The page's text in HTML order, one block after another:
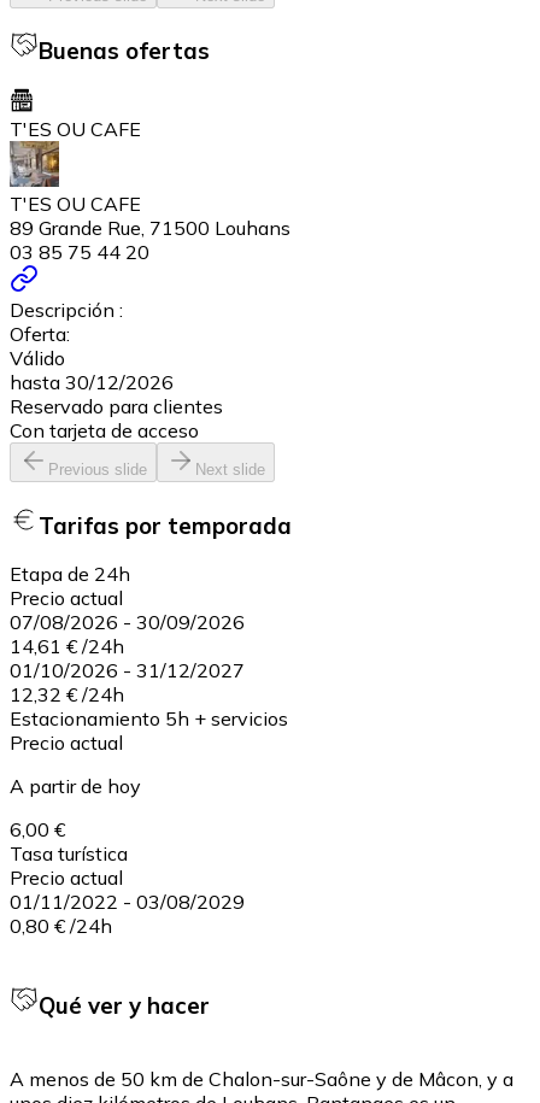
Buenas ofertas
T'ES OU CAFE
T'ES OU CAFE
89 Grande Rue, 71500 Louhans
03 85 75 44 20
Descripción :
Oferta:
Válido
hasta 30/12/2026
Reservado para clientes
Con tarjeta de acceso
Previous slide Next slide
Tarifas por temporada
Etapa de 24h
Precio actual
07/08/2026 - 30/09/2026
14,61 € /24h
01/10/2026 - 31/12/2027
12,32 € /24h
Estacionamiento 5h + servicios
Precio actual
A partir de hoy
6,00 €
Tasa turística
Precio actual
01/11/2022 - 03/08/2029
0,80 € /24h
Qué ver y hacer
A menos de 50 km de Chalon-sur-Saône y de Mâcon, y a